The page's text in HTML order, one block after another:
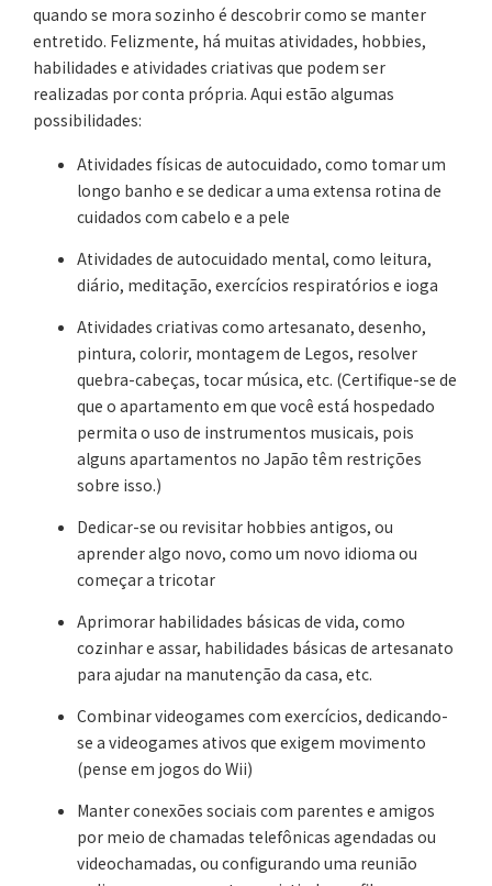
quando se mora sozinho é descobrir como se manter
entretido. Felizmente, há muitas atividades, hobbies,
habilidades e atividades criativas que podem ser
realizadas por conta própria. Aqui estão algumas
possibilidades:
Atividades físicas de autocuidado, como tomar um
longo banho e se dedicar a uma extensa rotina de
cuidados com cabelo e a pele
Atividades de autocuidado mental, como leitura,
diário, meditação, exercícios respiratórios e ioga
Atividades criativas como artesanato, desenho,
pintura, colorir, montagem de Legos, resolver
quebra-cabeças, tocar música, etc. (Certifique-se de
que o apartamento em que você está hospedado
permita o uso de instrumentos musicais, pois
alguns apartamentos no Japão têm restrições
sobre isso.)
Dedicar-se ou revisitar hobbies antigos, ou
aprender algo novo, como um novo idioma ou
começar a tricotar
Aprimorar habilidades básicas de vida, como
cozinhar e assar, habilidades básicas de artesanato
para ajudar na manutenção da casa, etc.
Combinar videogames com exercícios, dedicando-
se a videogames ativos que exigem movimento
(pense em jogos do Wii)
Manter conexões sociais com parentes e amigos
por meio de chamadas telefônicas agendadas ou
videochamadas, ou configurando uma reunião